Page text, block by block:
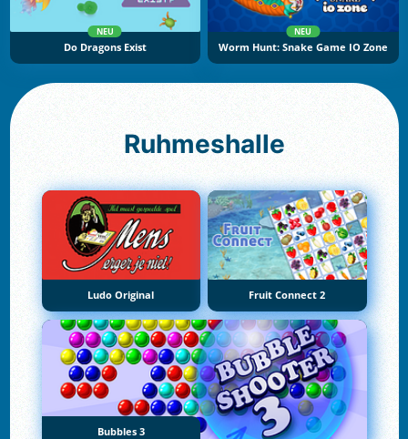
NEU
Do Dragons Exist
NEU
Worm Hunt: Snake Game IO Zone
Ruhmeshalle
Ludo Original Fruit Connect 2
Bubbles 3